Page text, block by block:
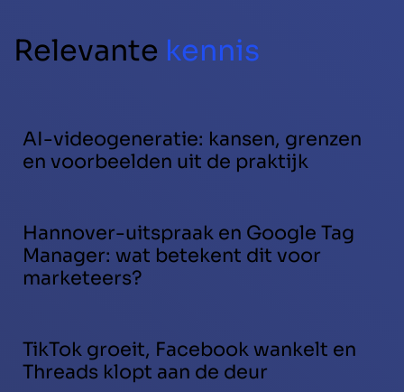
Relevante kennis
AI-videogeneratie: kansen, grenzen
en voorbeelden uit de praktijk
Hannover-uitspraak en Google Tag
Manager: wat betekent dit voor
marketeers?
TikTok groeit, Facebook wankelt en
Threads klopt aan de deur